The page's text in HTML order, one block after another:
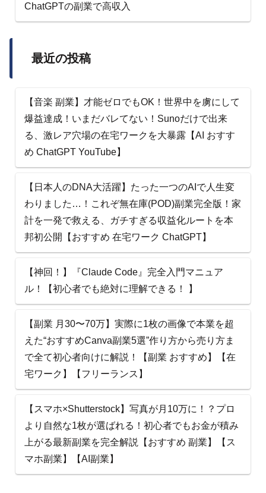
ChatGPTの副業で高収入
最近の投稿
【音楽 副業】才能ゼロでもOK！世界中を虜にして
爆益達成！いまだバレてない！Sunoだけで出来
る、激レア穴場の在宅ワークを大暴露【AI おすす
め ChatGPT YouTube】
【日本人のDNA大活躍】たった一つのAIで人生変
わりました…！これぞ無在庫(POD)副業完全版！家
計を一発で救える、ガチすぎる収益化ルートを本
邦初公開【おすすめ 在宅ワーク ChatGPT】
【神回！】『Claude Code』完全入門マニュア
ル！【初心者でも絶対に理解できる！ 】
【副業 月30〜70万】実際に1枚の画像で本業を超
えた“おすすめCanva副業5選”作り方から売り方ま
で全て初心者向けに解説！【副業 おすすめ】【在
宅ワーク】【フリーランス】
【スマホ×Shutterstock】写真が月10万に！？プロ
より自然な1枚が選ばれる！初心者でもお金が積み
上がる最新副業を完全解説【おすすめ 副業】【ス
マホ副業】【AI副業】